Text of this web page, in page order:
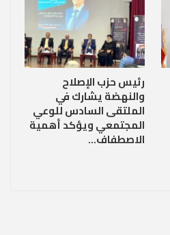
رئيس حزب الإصلاح
والنهضة يشارك في
الملتقى السادس للوعي
المجتمعي ويؤكد أهمية
الاصطفاف…